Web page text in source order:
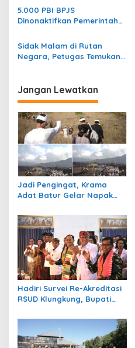
Bangli
5.000 PBI BPJS
Dinonaktifkan Pemerintah
Pastikan Warga Tetap
Dilayani
Sidak Malam di Rutan
Negara, Petugas Temukan
Jangan Lewatkan
Jadi Pengingat, Krama
Adat Batur Gelar Napak
Tahun Silam
Hadiri Survei Re-Akreditasi
RSUD Klungkung, Bupati
Kualitas Pelayanan